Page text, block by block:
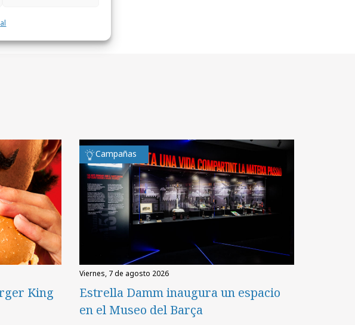
King
Campañas
viernes, 7 de agosto 2026
Estrella Damm inaugura un espacio
en el Museo del Barça